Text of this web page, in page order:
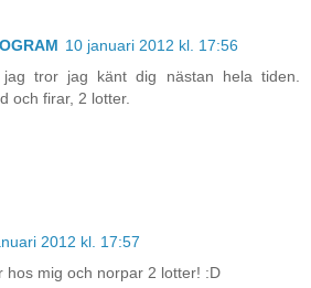
10 januari 2012 kl. 17:56
tror jag känt dig nästan hela tiden.
och firar, 2 lotter.
2012 kl. 17:57
hos mig och norpar 2 lotter! :D